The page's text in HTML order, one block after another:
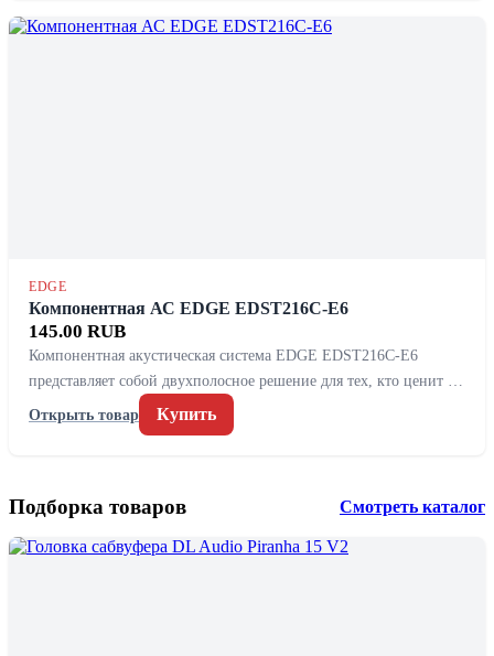
EDGE
Компонентная АС EDGE EDST216C-E6
145.00 RUB
Компонентная акустическая система EDGE EDST216C-E6
представляет собой двухполосное решение для тех, кто ценит …
Открыть товар
Купить
Подборка товаров Смотреть каталог